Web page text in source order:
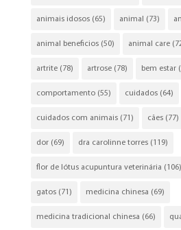
animais idosos(65) animal (73)
animal beneficios(50) animal care
artrite(78) artrose(78) bem estar
comportamento(55) cuidados(64)
cuidados com animais(71) cães(77)
dor(69) dra carolinne torres(119)
flor de lótus acupuntura veterinária (106)
gatos(71) medicina chinesa (69)
medicina tradicional chinesa (66)